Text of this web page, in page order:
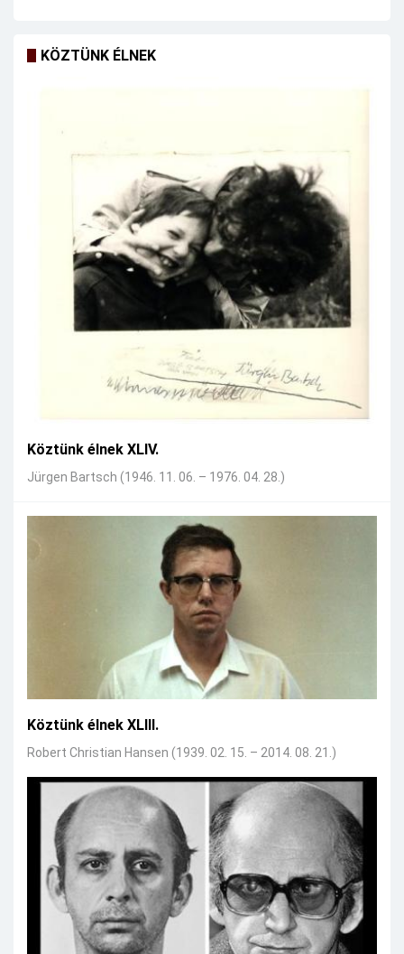
KÖZTÜNK ÉLNEK
Köztünk élnek XLIV.
Jürgen Bartsch (1946. 11. 06. – 1976. 04. 28.)
Köztünk élnek XLIII.
Robert Christian Hansen (1939. 02. 15. – 2014. 08. 21.)